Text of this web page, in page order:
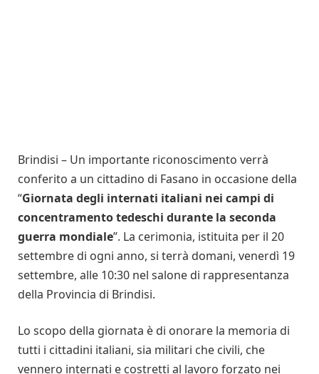
Brindisi – Un importante riconoscimento verrà
conferito a un cittadino di Fasano in occasione della
“Giornata degli internati italiani nei campi di
concentramento tedeschi durante la seconda
guerra mondiale”. La cerimonia, istituita per il 20
settembre di ogni anno, si terrà domani, venerdì 19
settembre, alle 10:30 nel salone di rappresentanza
della Provincia di Brindisi.
Lo scopo della giornata è di onorare la memoria di
tutti i cittadini italiani, sia militari che civili, che
vennero internati e costretti al lavoro forzato nei